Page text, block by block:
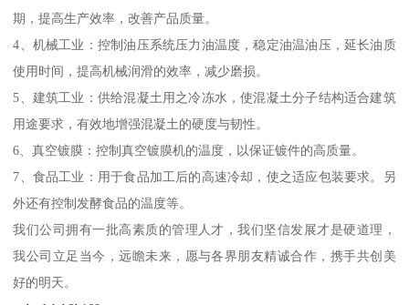
期，提高生产效率，改善产品质量。
4、机械工业：控制油压系统压力油温度，稳定油温油压，延长油质
使用时间，提高机械润滑的效率，减少磨损。
5、建筑工业：供给混凝土用之冷冻水，使混凝土分子结构适合建筑
用途要求，有效地增强混凝土的硬度与韧性。
6、真空镀膜：控制真空镀膜机的温度，以保证镀件的高质量。
7、食品工业：用于食品加工后的高速冷却，使之适应包装要求。另
外还有控制发酵食品的温度等。
我们公司拥有一批高素质的管理人才，我们坚信发展才是硬道理，
我公司立足当今，远瞻未来，愿与各界朋友精诚合作，携手共创美
好的明天。